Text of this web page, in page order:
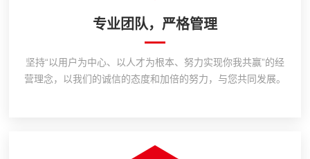
专业团队，严格管理
坚持“以用户为中心、以人才为根本、努力实现你我共赢”的经
营理念，以我们的诚信的态度和加倍的努力，与您共同发展。